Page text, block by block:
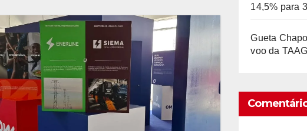
14,5% para
Gueta
voo da TAAG